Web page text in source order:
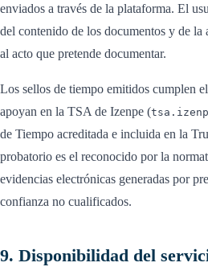
enviados a través de la plataforma. El
del contenido de los documentos y de
al acto que pretende documentar.
Los sellos de tiempo emitidos cumplen
apoyan en la TSA de Izenpe (
de Tiempo acreditada e incluida en la
probatorio es el reconocido por la
evidencias electrónicas generadas por
confianza no cualificados.
9. Disponibilidad del